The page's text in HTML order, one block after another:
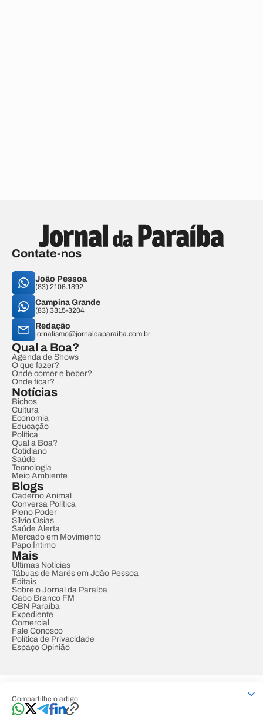
Compartilhe o artigo
Contate-nos
João Pessoa
(83) 2106.1892
Campina Grande
(83) 3315-3204
Redação
jornalismo@jornaldaparaiba.com.br
Qual a Boa?
Agenda de Shows
O que fazer?
Onde comer e beber?
Onde ficar?
Notícias
Bichos
Cultura
Economia
Educação
Política
Qual a Boa?
Cotidiano
Saúde
Tecnologia
Meio Ambiente
Blogs
Caderno Animal
Conversa Política
Pleno Poder
Sílvio Osias
Saúde Alerta
Mercado em Movimento
Papo Íntimo
Mais
Últimas Notícias
Tábuas de Marés em João Pessoa
Editais
Sobre o Jornal da Paraíba
Cabo Branco FM
CBN Paraíba
Expediente
Comercial
Fale Conosco
Política de Privacidade
Espaço Opinião
Developed by Designed by